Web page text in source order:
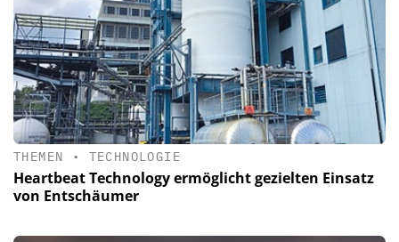
THEMEN • TECHNOLOGIE
Heartbeat Technology ermöglicht gezielten Einsatz
von Entschäumer